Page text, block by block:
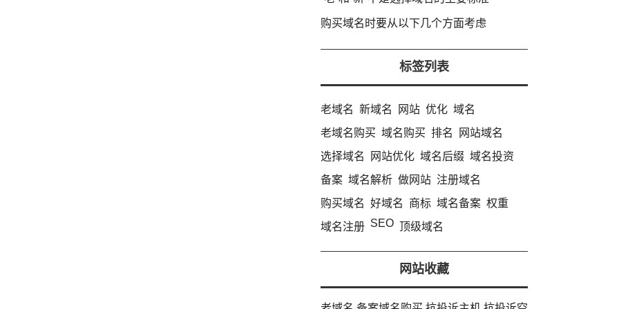
购买域名时要从以下几个方面考虑
标签列表
老域名 新域名 网站 优化 域名
老域名购买 域名购买 排名
网站域名
选择域名
网站优化 域名后缀 域名投资
备案 域名解析 做网站 注册域名
购买域名 好域名 商标 域名备案 权重
域名注册 SEO 顶级域名
网站收藏